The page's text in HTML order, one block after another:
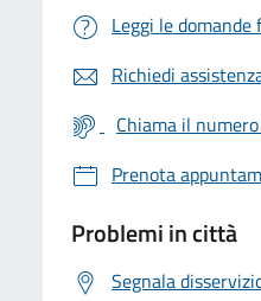
Leggi le
Richiedi
Chiama il
Prenota
Problemi in città
Segnala